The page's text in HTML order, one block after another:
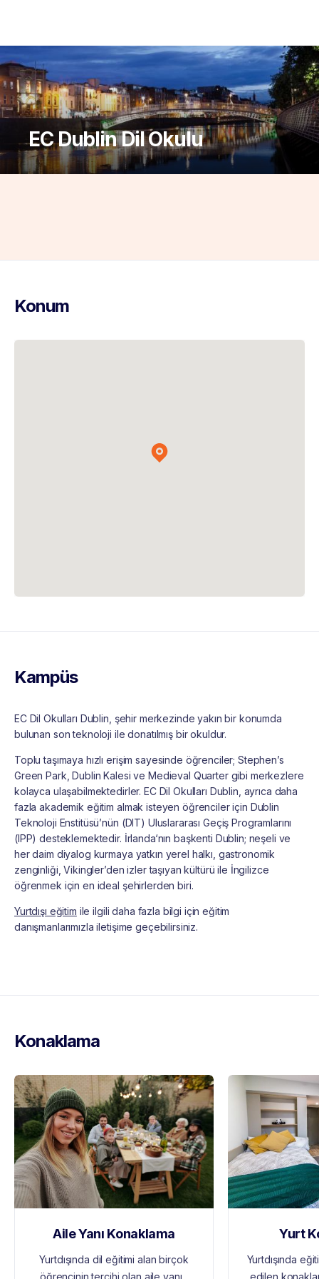
EC Dublin Dil Okulu
Konum
Kampüs
EC Dil Okulları Dublin, şehir merkezinde yakın bir konumda
bulunan son teknoloji ile donatılmış bir okuldur.
Toplu taşımaya hızlı erişim sayesinde öğrenciler; Stephen’s
Green Park, Dublin Kalesi ve Medieval Quarter gibi merkezlere
kolayca ulaşabilmektedirler. EC Dil Okulları Dublin, ayrıca daha
fazla akademik eğitim almak isteyen öğrenciler için Dublin
Teknoloji Enstitüsü’nün (DIT) Uluslararası Geçiş Programlarını
(IPP) desteklemektedir. İrlanda‘nın başkenti Dublin; neşeli ve
her daim diyalog kurmaya yatkın yerel halkı, gastronomik
zenginliği, Vikingler’den izler taşıyan kültürü ile İngilizce
öğrenmek için en ideal şehirlerden biri.
Yurtdışı eğitim ile ilgili daha fazla bilgi için eğitim
danışmanlarımızla iletişime geçebilirsiniz.
Konaklama
Aile Yanı Konaklama
Yurtdışında dil eğitimi alan birçok
öğrencinin tercihi olan aile yanı...
Yurt
Yurtdışında
edilen